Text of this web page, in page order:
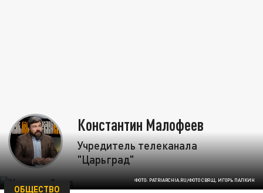
Константин Малофеев
Учредитель телеканала
"Царьград"
ФОТО: PATRIARCHIA.RU/ФОТО СВЯЩ. ИГОРЬ ПАЛКИН
ОБЩЕСТВО